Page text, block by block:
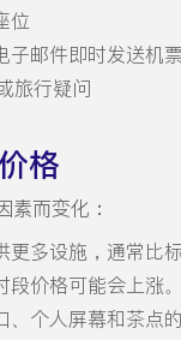
位
子邮件即时发送机票
旅行疑问
格
素而变化：
多设施，通常比
价格可能会上涨。
、个人屏幕和茶点